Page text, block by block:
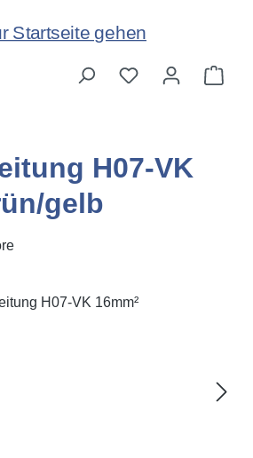
H07-VK
gelb